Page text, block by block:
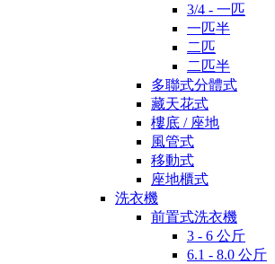
3/4 - 一匹
一匹半
二匹
二匹半
多聯式分體式
藏天花式
樓底 / 座地
風管式
移動式
座地櫃式
洗衣機
前置式洗衣機
3 - 6 公斤
6.1 - 8.0 公斤